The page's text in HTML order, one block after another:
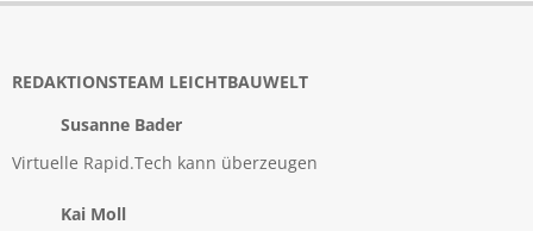
REDAKTIONSTEAM LEICHTBAUWELT
Susanne Bader
Virtuelle Rapid.Tech kann überzeugen
Kai Moll